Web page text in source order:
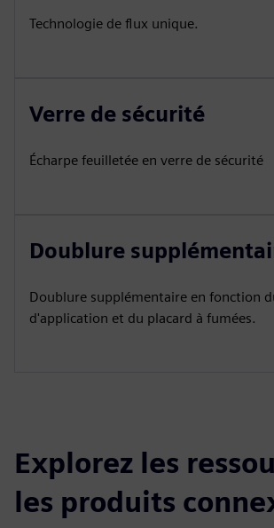
Technologie de flux unique.
Verre de sécurité
Écharpe feuilletée en verre de sécurité
Doublure
Doublure supplémentaire en fonction
d'application et du placard à fumées.
Explorez les
les produits